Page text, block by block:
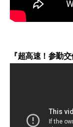
『超高速！参勤